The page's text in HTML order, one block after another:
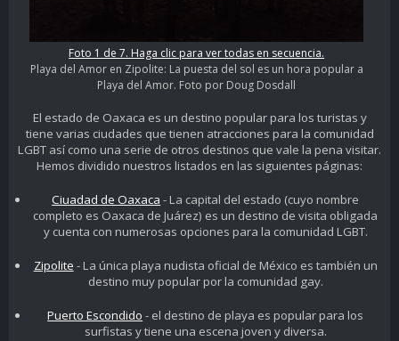
Foto 1 de 7. Haga clic para ver todas en secuencia.
Playa del Amor en Zipolite: La puesta del sol es un hora popular a
Playa del Amor. Foto por Doug Dosdall
El estado de Oaxaca es un destino popular para los turistas y
tiene varias ciudades que tienen atracciones para la comunidad
LGBT así como una serie de otros destinos que vale la pena visitar.
Hemos dividido nuestros listados en las siguientes páginas:
Ciuadad de Oaxaca - La capital del estado (cuyo nombre
completo es Oaxaca de Juárez) es un destino de visita obligada
y cuenta con numerosas opciones para la comunidad LGBT.
Zipolite - La única playa nudista oficial de México es también un
destino muy popular por la comunidad gay.
Puerto Escondido - el destino de playa es popular para los
surfistas y tiene una escena joven y diversa.